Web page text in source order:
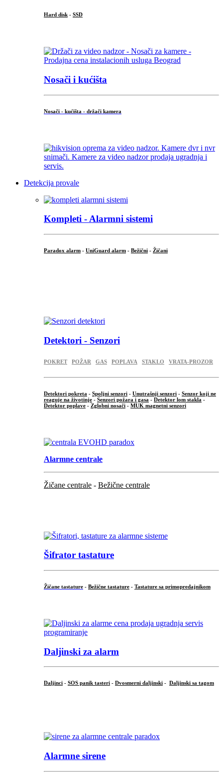
Hard disk - SSD
Nosači i kućišta
Nosači - kućišta - držači kamera
Detekcija provale
Kompleti - Alarmni sistemi
Paradox alarm - UniGuard alarm - Bežični - Žičani
Detektori - Senzori
POKRET POŽAR GAS POPLAVA STAKLO VRATA-PROZOR
Detektori pokreta - Spoljni senzori - Unutrašnji senzori - Senzor koji ne
reaguje na životinje - Senzori požara i gasa - Detektor lom stakla -
Detektor poplave - Zglobni nosači - MUK magnetni senzori
Alarmne centrale
Žičane centrale - Bežične centrale
Šifrator tastature
Žičane tastature - Bežične tastature - Tastature sa primopredajnikom
Daljinski za alarm
Daljinci - SOS panik tasteri - Dvosmerni daljinski - Daljinski sa tagom
Alarmne sirene